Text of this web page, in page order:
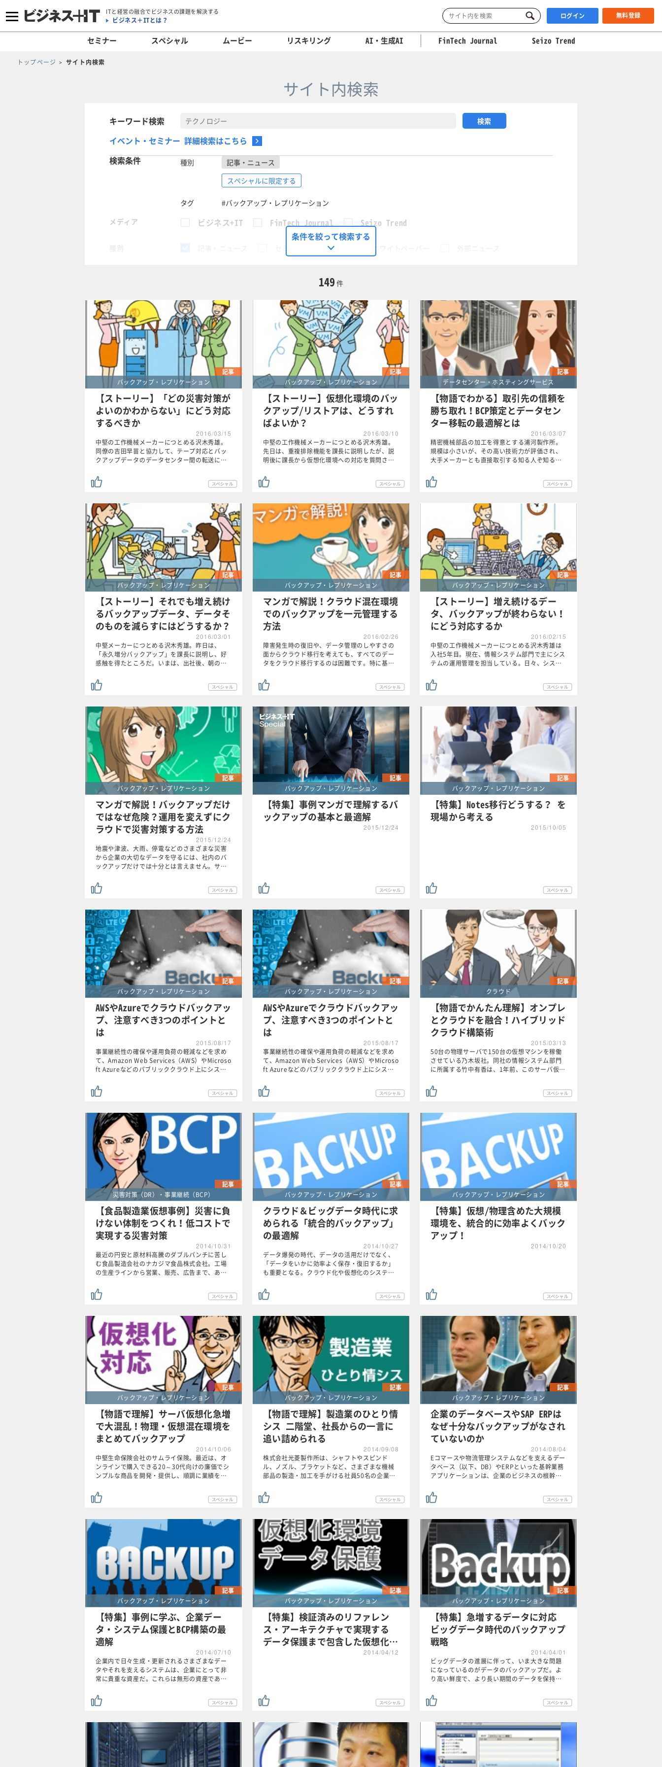
ITと経営の融合でビジネスの課題を解決する
ビジネス＋ITとは？ ログイン 無料登録
セミナー スペシャル ムービー リスキリング AI・生成AI FinTech Journal Seizo Trend
トップページ サイト内検索
サイト内検索
キーワード検索
イベント・セミナー 詳細検索はこちら
検索条件
種別
記事・ニュース
スペシャルに限定する
タグ
#バックアップ・レプリケーション
メディア
ビジネス+IT FinTech Journal Seizo Trend
動画
タグ ×
× バックアップ・レプリケーション
クリア この条件で検索する
条件を絞って検索する
149 件
記事
バックアップ・レプリケーション
【ストーリー】「どの災害対策が
よいのかわからない」にどう対応
するべきか
2016/03/15
中堅の工作機械メーカーにつとめる沢木秀雄。
同僚の吉田早苗と協力して、テープ対応とバッ
クアップデータのデータセンター間の転送に…
記事
バックアップ・レプリケーション
【ストーリー】仮想化環境のバッ
クアップ/リストアは、どうすれ
ばよいか？
2016/03/10
中堅の工作機械メーカーにつとめる沢木秀雄。
先日は、重複排除機能を課長に説明したが、説
明後に課長から仮想化環境への対応を質問さ…
記事
データセンター・ホスティングサービス
【物語でわかる】取引先の信頼を
勝ち取れ！BCP策定とデータセン
ター移転の最適解とは
2016/03/07
精密機械部品の加工を得意とする浦河製作所。
規模は小さいが、その高い技術力が評価され、
大手メーカーとも直接取引する知る人ぞ知る…
記事
バックアップ・レプリケーション
【ストーリー】それでも増え続け
るバックアップデータ、データそ
のものを減らすにはどうするか？
2016/03/01
中堅メーカーにつとめる沢木秀雄。昨日は、
「永久増分バックアップ」を課長に説明し、好
感触を得たところだ。いまは、出社後、朝の…
記事
バックアップ・レプリケーション
マンガで解説！クラウド混在環境
でのバックアップを一元管理する
方法
2016/02/26
障害発生時の復旧や、データ管理のしやすさの
面からクラウド移行を考えても、すべてのデー
タをクラウド移行するのは困難です。特に基…
記事
バックアップ・レプリケーション
【ストーリー】増え続けるデー
タ、バックアップが終わらない！
にどう対応するか
2016/02/15
中堅の工作機械メーカーにつとめる沢木秀雄は
入社5年目。現在、情報システム部門で主にシス
テムの運用管理を担当している。日々、シス…
記事
バックアップ・レプリケーション
マンガで解説！バックアップだけ
ではなぜ危険？運用を変えずにク
ラウドで災害対策する方法
2015/12/24
地震や津波、大雨、停電などのさまざまな災害
から企業の大切なデータを守るには、社内のバ
ックアップだけでは十分とは言えません。サ…
記事
バックアップ・レプリケーション
【特集】事例マンガで理解するバ
ックアップの基本と最適解
2015/12/24
記事
バックアップ・レプリケーション
【特集】Notes移行どうする？ を
現場から考える
2015/10/05
記事
バックアップ・レプリケーション
AWSやAzureでクラウドバックアッ
プ、注意すべき3つのポイントと
は
2015/08/17
事業継続性の確保や運用負荷の軽減などを求め
て、Amazon Web Services（AWS）やMicroso
ft Azureなどのパブリッククラウド上にシス…
記事
バックアップ・レプリケーション
AWSやAzureでクラウドバックアッ
プ、注意すべき3つのポイントと
は
2015/08/17
事業継続性の確保や運用負荷の軽減などを求め
て、Amazon Web Services（AWS）やMicroso
ft Azureなどのパブリッククラウド上にシス…
記事
クラウド
【物語でかんたん理解】オンプレ
とクラウドを融合！ハイブリッド
クラウド構築術
2015/03/13
50台の物理サーバで150台の仮想マシンを稼働
させている乃木坂社。同社の情報システム部門
に所属する竹中有香は、1年前、このサーバ仮…
記事
災害対策（DR）・事業継続（BCP）
【食品製造業仮想事例】災害に負
けない体制をつくれ！低コストで
実現する災害対策
2014/10/31
最近の円安と原材料高騰のダブルパンチに苦し
む食品製造会社のナカジマ食品株式会社。工場
の生産ラインから営業、販売、広告まで、あ…
記事
バックアップ・レプリケーション
クラウド＆ビッグデータ時代に求
められる「統合的バックアップ」
の最適解
2014/10/27
データ爆発の時代、データの活用だけでなく、
「データをいかに効率よく保存・復旧するか」
も重要となる。クラウド化や仮想化のシステ…
記事
バックアップ・レプリケーション
【特集】仮想/物理含めた大規模
環境を、統合的に効率よくバック
アップ！
2014/10/20
記事
バックアップ・レプリケーション
【物語で理解】サーバ仮想化急増
で大混乱！物理・仮想混在環境を
まとめてバックアップ
2014/10/06
中堅生命保険会社のサムライ保険。最近は、オ
ンラインで購入できる20～30代向けの廉価でシ
ンプルな商品を開発・提供し、順調に業績を…
記事
バックアップ・レプリケーション
【物語で理解】製造業のひとり情
シス 二階堂、社長からの一言に
追い詰められる
2014/09/08
株式会社光菱製作所は、シャフトやスピンド
ル、ノズル、ブラケットなど、さまざまな機械
部品の製造・加工を手がける社員50名の企業…
記事
バックアップ・レプリケーション
企業のデータベースやSAP ERPは
なぜ十分なバックアップがなされ
ていないのか
2014/08/04
Eコマースや物流管理システムなどを支えるデー
タベース（以下、DB）やERPといった基幹業務
アプリケーションは、企業のビジネスの根幹…
記事
バックアップ・レプリケーション
【特集】事例に学ぶ、企業デー
タ・システム保護とBCP構築の最
適解
2014/07/10
企業内で日々生成・更新されるさまざまなデー
タやそれを支えるシステムは、企業にとって非
常に貴重な資産だ。これらは無形の資産であ…
記事
バックアップ・レプリケーション
【特集】検証済みのリファレン
ス・アーキテクチャで実現する
データ保護まで包含した仮想化…
2014/04/12
記事
バックアップ・レプリケーション
【特集】急増するデータに対応
ビッグデータ時代のバックアップ
戦略
2014/04/01
ビッグデータの進展に伴って、いま大きな問題
になっているのがデータのバックアップだ。よ
り高い鮮度で、より長い期間のデータを保持…